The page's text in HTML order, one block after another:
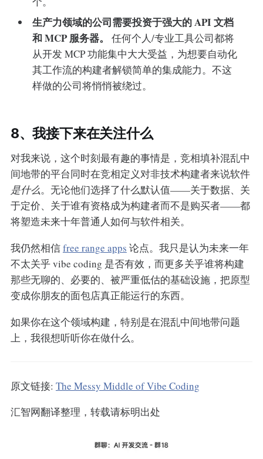
生产力领域的公司需要投资于强大的 API 文档
和 MCP 服务器。
任何个人/专业工具公司都将
从开发 MCP 功能集中大大受益，为想要自动化
其工作流的构建者解锁简单的集成能力。不这
样做的公司将悄悄被绕过。
8、我接下来在关注什么
对我来说，这个时刻最有趣的事情是，竞相填补混乱中
间地带的平台同时在竞相定义对非技术构建者来说软件
是什么。无论他们选择了什么默认值——关于数据、关
于定价、关于谁有资格成为构建者而不是购买者——都
将塑造未来十年普通人如何与软件相关。
我仍然相信free range apps 论点。我只是认为未来一年
不太关乎 vibe coding 是否有效，而更多关乎谁将构建
那些无聊的、必要的、被严重低估的基础设施，把原型
变成你朋友的面包店真正能运行的东西。
如果你在这个领域构建，特别是在混乱中间地带问题
上，我很想听听你在做什么。
原文链接: The Messy Middle of Vibe Coding
汇智网翻译整理，转载请标明出处